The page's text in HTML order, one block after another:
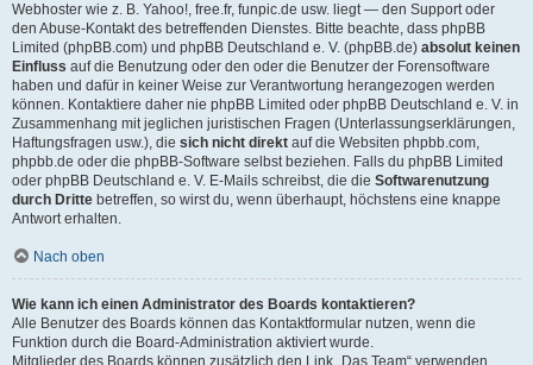
Webhoster wie z. B. Yahoo!, free.fr, funpic.de usw. liegt — den Support oder
den Abuse-Kontakt des betreffenden Dienstes. Bitte beachte, dass phpBB
Limited (phpBB.com) und phpBB Deutschland e. V. (phpBB.de) absolut keinen
Einfluss auf die Benutzung oder den oder die Benutzer der Forensoftware
haben und dafür in keiner Weise zur Verantwortung herangezogen werden
können. Kontaktiere daher nie phpBB Limited oder phpBB Deutschland e. V. in
Zusammenhang mit jeglichen juristischen Fragen (Unterlassungserklärungen,
Haftungsfragen usw.), die sich nicht direkt auf die Websiten phpbb.com,
phpbb.de oder die phpBB-Software selbst beziehen. Falls du phpBB Limited
oder phpBB Deutschland e. V. E-Mails schreibst, die die Softwarenutzung
durch Dritte betreffen, so wirst du, wenn überhaupt, höchstens eine knappe
Antwort erhalten.
Nach oben
Wie kann ich einen Administrator des Boards kontaktieren?
Alle Benutzer des Boards können das Kontaktformular nutzen, wenn die
Funktion durch die Board-Administration aktiviert wurde.
Mitglieder des Boards können zusätzlich den Link „Das Team“ verwenden.